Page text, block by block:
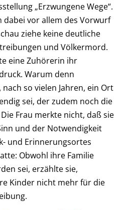
„Erzwungene Wege“.
dabei vor allem des Vorwurf
ziehe keine deutliche
und Völkermord.
eine Zuhörerin ihr
Warum denn
so vielen Jahren, ein Ort
sei, der zudem noch die
Frau merkte nicht, daß sie
und der Notwendigkeit
und Erinnerungsortes
Obwohl ihre Familie
sei, erzählte sie,
Kinder nicht mehr für die